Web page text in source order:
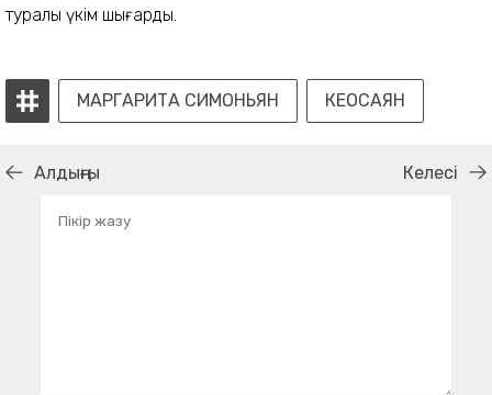
туралы үкім шығарды.
МАРГАРИТА СИМОНЬЯН КЕОСАЯН
Алдыңғы Келесі